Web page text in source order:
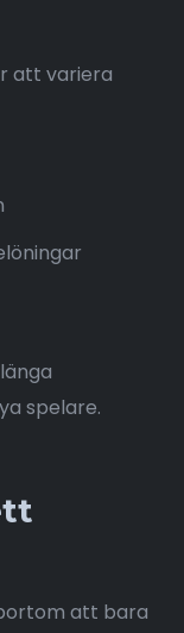
att variera
spelare.
att bara